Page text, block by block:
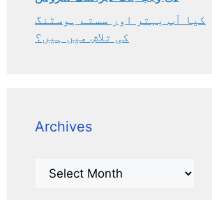
کیا آپ بہتر اور سستے ہوسٹنگ
کی تلاش میں ہیں؟
Archives
Archives